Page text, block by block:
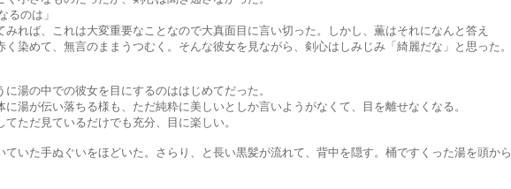
のは」
れは大変重要なことなので大真面目に言い切った。しかし、薫はそれになんと答え
無言のままうつむく。そんな彼女を見ながら、剣心はしみじみ「綺麗だな」と思った。
での彼女を目にするのははじめてだった。
落ちる様も、ただ純粋に美しいとしか言いようがなくて、目を離せなくなる。
ているだけでも充分、目に楽しい。
ぐいをほどいた。さらり、と長い黒髪が流れて、背中を隠す。桶ですくった湯を頭から